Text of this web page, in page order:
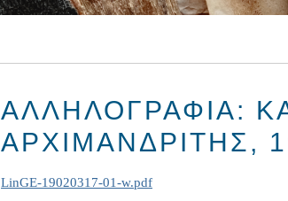
ΑΛΛΗΛΟΓΡΑΦΊΑ:
ΑΡΧΙΜΑΝΔΡΊΤΗΣ,
LinGE-19020317-01-w.pdf